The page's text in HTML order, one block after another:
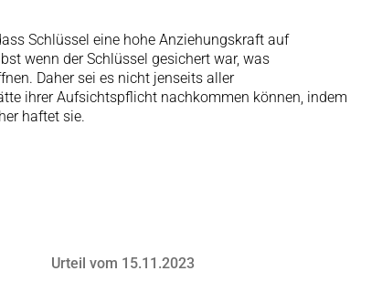
Schlüssel eine hohe Anziehungskraft auf
wenn der Schlüssel gesichert war, was
Daher sei es nicht jenseits aller
ihrer Aufsichtspflicht nachkommen können, indem
haftet sie.
Urteil vom 15.11.2023